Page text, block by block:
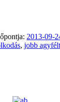
2013-09-
, jobb